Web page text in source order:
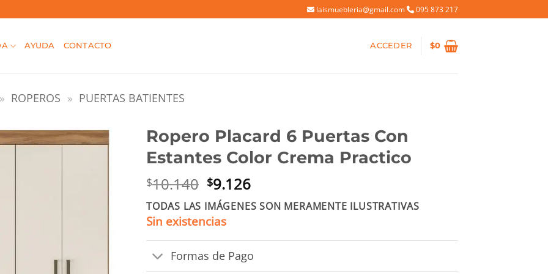
laismuebleria@gmail.com 095 873 217
AYUDA CONTACTO ACCEDER $0
» ROPEROS » PUERTAS BATIENTES
Ropero Placard 6 Puertas Con
Estantes Color Crema Practico
$10.140 El
precio
original
era:
$10.140.
$9.126El
precio
actual
$9.126.
TODAS LAS IMÁGENES SON MERAMENTE ILUSTRATIVAS
Sin existencias
Formas de Pago